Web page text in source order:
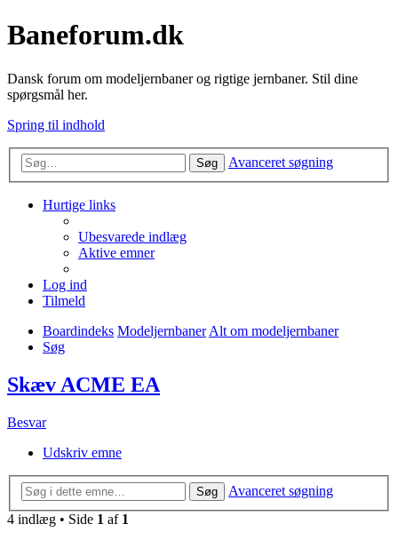
Baneforum.dk
Dansk forum om modeljernbaner og rigtige jernbaner. Stil dine
spørgsmål her.
Spring til indhold
Søg Avanceret søgning
Hurtige links
Ubesvarede indlæg
Aktive emner
Log ind
Tilmeld
Boardindeks ModeljernbanerAlt om modeljernbaner
Søg
Skæv ACME EA
Besvar
Udskriv emne
Søg
Avanceret søgning
4 indlæg • Side 1 af 1